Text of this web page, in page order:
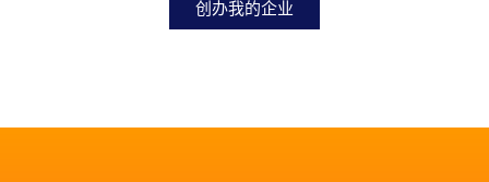
创办我的企业